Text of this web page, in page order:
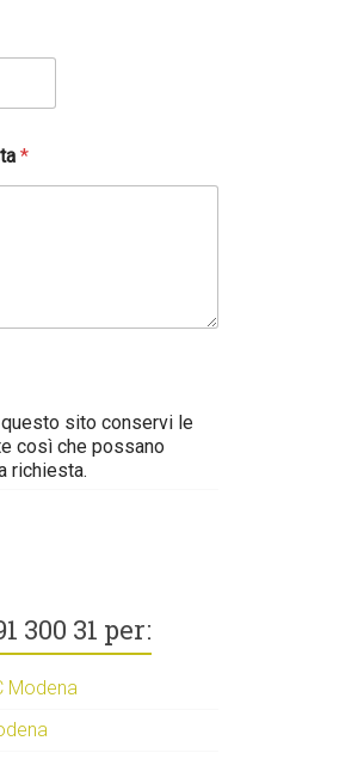
*
sito conservi le
così che possano
richiesta.
300 31 per:
Modena